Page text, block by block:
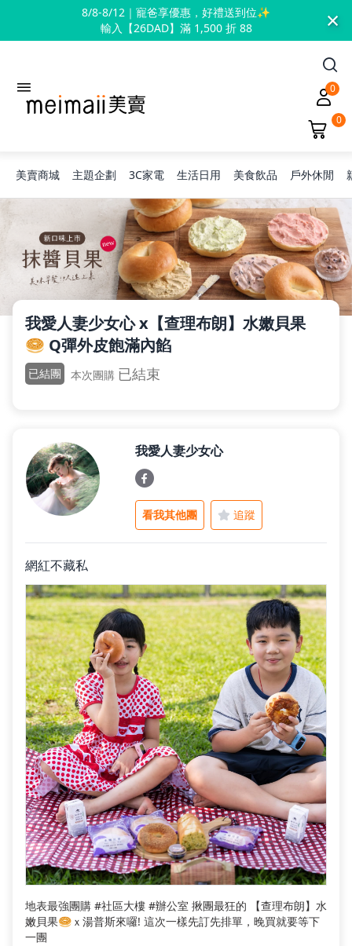
8/8-8/12｜寵爸享優惠，好禮送到位✨
輸入【26DAD】滿 1,500 折 88
×
0
0
美賣商城 主題企劃
旅行神隊友
兒童禮物
租屋小家電
熱銷排行
新品快遞
免運專區
3C家電 生活日用 美食飲品 戶外休閒
我愛人妻少女心
看我其他團 追蹤
網紅不藏私
地表最強團購 #社區大樓 #辦公室 揪團最狂的 【查理布朗】水
嫩貝果🥯ｘ湯普斯來囉! 這次一樣先訂先排單，晚買就要等下
一團
我愛人妻少女心 x【查理布朗】水嫩貝果
🥯 Q彈外皮飽滿內餡
已結團 本次團購 已結束